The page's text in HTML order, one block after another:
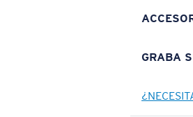
GRABA